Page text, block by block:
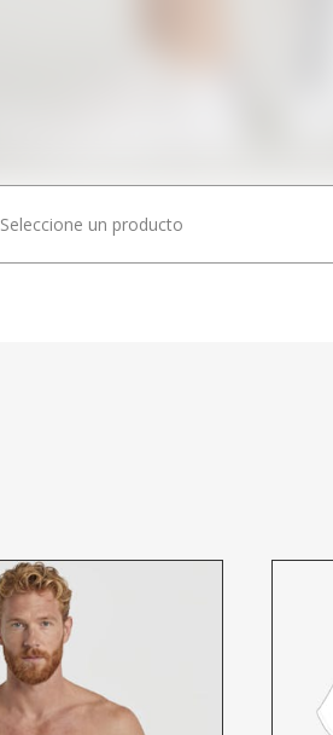
Seleccione un producto